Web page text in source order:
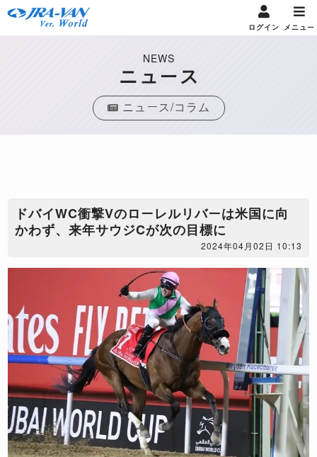
ログイン メニュー
NEWS
ニュース
ニュース/コラム
ドバイWC衝撃Vのローレルリバーは米国に向
かわず、来年サウジCが次の目標に
2024年04月02日 10:13